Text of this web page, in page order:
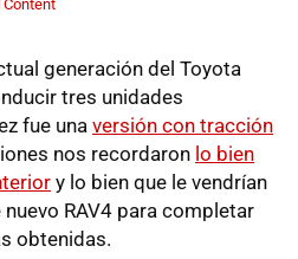
Content
generación del Toyota
tres unidades
fue una versión con tracción
nos recordaron lo bien
y lo bien que le vendrían
RAV4 para completar
obtenidas.